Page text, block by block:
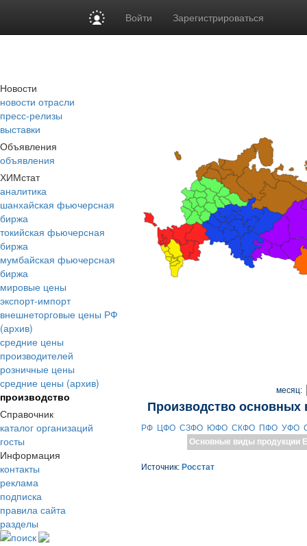
Войти Зарегистрироваться
Новости
новости отрасли
пресс-релизы
выставки
Объявления
объявления
ХИМстат
аналитика
шанхайская фьючерсная
биржа
токийская фьючерсная
биржа
мумбайская фьючерсная
биржа
мировые цены
экспорт-импорт
внешнеторговые цены РФ
(архив)
средние цены
производителей
розничные цены
средние цены (архив)
производство
Справочник
каталог организаций
госты
Информация
контакты
реклама
подписка
правила сайта
разделы
поиск
месяц:
Производство основных
РФ ЦФО СЗФО ЮФО СКФО ПФО УФО
Основные виды продукции
Источник: Росстат